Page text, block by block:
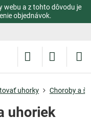
webu a z tohto dôvodu je
objednávok.
uhorky Choroby a
uhoriek